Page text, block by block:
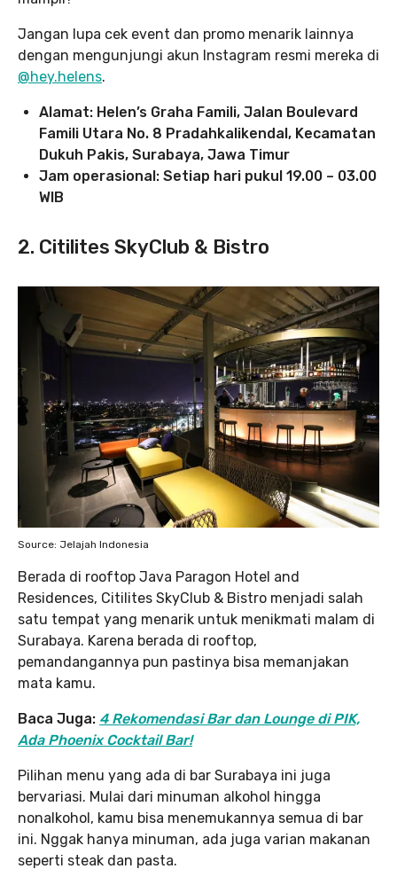
Jangan lupa cek event dan promo menarik lainnya
dengan mengunjungi akun Instagram resmi mereka di
@hey.helens.
Alamat: Helen’s Graha Famili, Jalan Boulevard
Famili Utara No. 8 Pradahkalikendal, Kecamatan
Dukuh Pakis, Surabaya, Jawa Timur
Jam operasional: Setiap hari pukul 19.00 – 03.00
WIB
2. Citilites SkyClub & Bistro
Source: Jelajah Indonesia
Berada di rooftop Java Paragon Hotel and
Residences, Citilites SkyClub & Bistro menjadi salah
satu tempat yang menarik untuk menikmati malam di
Surabaya. Karena berada di rooftop,
pemandangannya pun pastinya bisa memanjakan
mata kamu.
Baca Juga: 4 Rekomendasi Bar dan Lounge di PIK,
Ada Phoenix Cocktail Bar!
Pilihan menu yang ada di bar Surabaya ini juga
bervariasi. Mulai dari minuman alkohol hingga
nonalkohol, kamu bisa menemukannya semua di bar
ini. Nggak hanya minuman, ada juga varian makanan
seperti steak dan pasta.